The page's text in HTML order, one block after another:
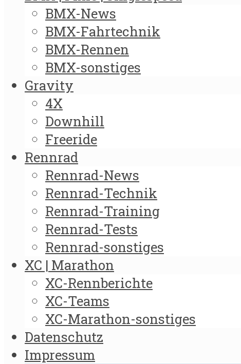
BMX-News
BMX-Fahrtechnik
BMX-Rennen
BMX-sonstiges
Gravity
4X
Downhill
Freeride
Rennrad
Rennrad-News
Rennrad-Technik
Rennrad-Training
Rennrad-Tests
Rennrad-sonstiges
XC | Marathon
XC-Rennberichte
XC-Teams
XC-Marathon-sonstiges
Datenschutz
Impressum